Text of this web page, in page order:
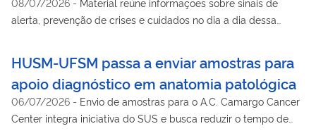
alerta, prevenção de crises e cuidados no dia a dia dessa
HUSM-UFSM passa a enviar amostras para
apoio diagnóstico em anatomia patológica
06/07/2026 - Envio de amostras para o A.C. Camargo Cancer
Center integra iniciativa do SUS e busca reduzir o tempo de